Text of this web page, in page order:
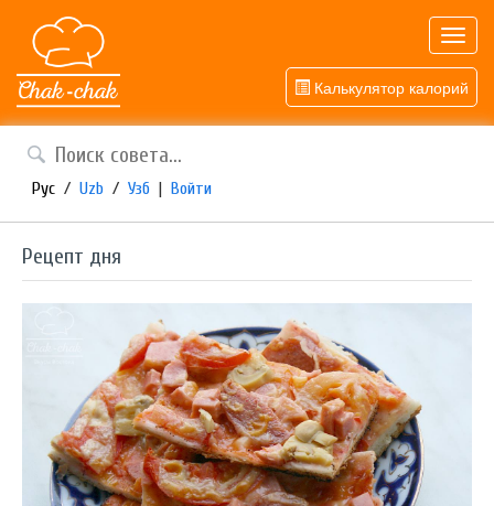
Калькулятор калорий
Рус / Uzb / Узб | Войти
Рецепт дня